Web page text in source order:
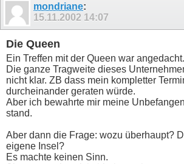
mondriane:
15.11.2002 14:07
Die Queen
Ein Treffen mit der Queen war angedacht.
Die ganze Tragweite dieses
nicht klar. ZB dass mein kompletter
durcheinander geraten würde.
Aber ich bewahrte mir meine
stand.
Aber dann die Frage: wozu überhaupt?
eigene Insel?
Es machte keinen Sinn.